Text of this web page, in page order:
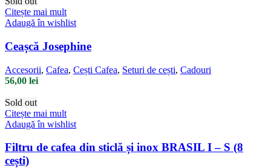
Citește mai mult
Adaugă în wishlist
Ceașcă Josephine
Accesorii, Cafea, Cești Cafea, Seturi de cești, Cadouri
56,00 lei
Sold out
Citește mai mult
Adaugă în wishlist
Filtru de cafea din sticlă și inox BRASIL I – S (8
cești)